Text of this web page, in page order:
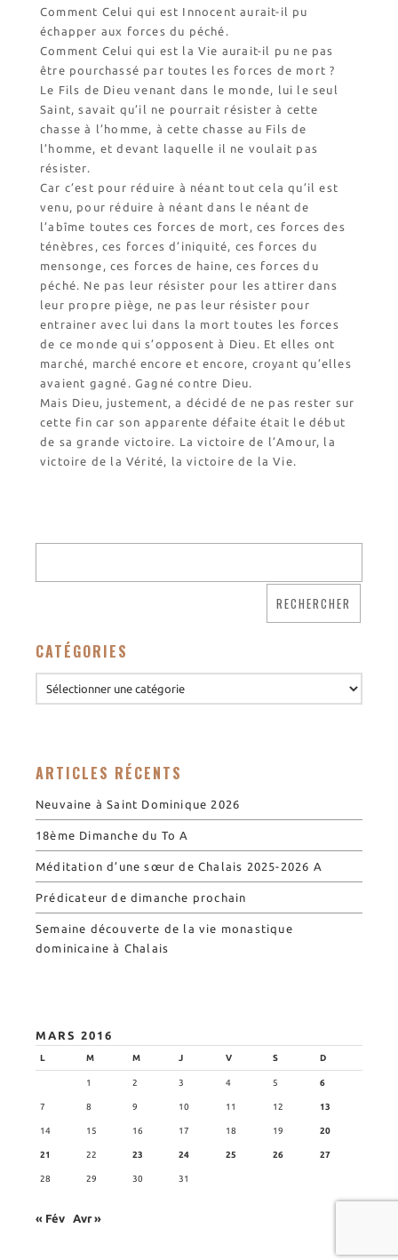
Comment Celui qui est Innocent aurait-il pu
échapper aux forces du péché.
Comment Celui qui est la Vie aurait-il pu ne pas
être pourchassé par toutes les forces de mort ?
Le Fils de Dieu venant dans le monde, lui le seul
Saint, savait qu’il ne pourrait résister à cette
chasse à l’homme, à cette chasse au Fils de
l’homme, et devant laquelle il ne voulait pas
résister.
Car c’est pour réduire à néant tout cela qu’il est
venu, pour réduire à néant dans le néant de
l’abîme toutes ces forces de mort, ces forces des
ténèbres, ces forces d’iniquité, ces forces du
mensonge, ces forces de haine, ces forces du
péché. Ne pas leur résister pour les attirer dans
leur propre piège, ne pas leur résister pour
entrainer avec lui dans la mort toutes les forces
de ce monde qui s’opposent à Dieu. Et elles ont
marché, marché encore et encore, croyant qu’elles
avaient gagné. Gagné contre Dieu.
Mais Dieu, justement, a décidé de ne pas rester sur
cette fin car son apparente défaite était le début
de sa grande victoire. La victoire de l’Amour, la
victoire de la Vérité, la victoire de la Vie.
CATÉGORIES
ARTICLES RÉCENTS
Neuvaine à Saint Dominique 2026
18ème Dimanche du To A
Méditation d’une sœur de Chalais 2025-2026 A
Prédicateur de dimanche prochain
Semaine découverte de la vie monastique
dominicaine à Chalais
MARS 2016
L M M J V S D
1 2 3 4 5 6
7 8 9 10 11 12 13
14 15 16 17 18 19 20
21 22 23 24 25 26 27
28 29 30 31
« Fév Avr »